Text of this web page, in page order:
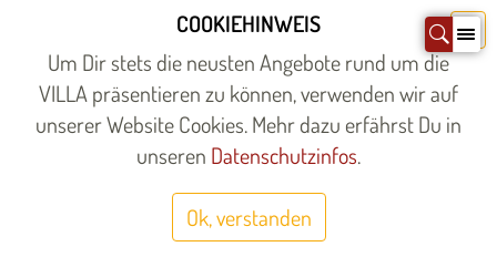
COOKIEHINWEIS
Um Dir stets die neusten Angebote rund um die
VILLA präsentieren zu können, verwenden wir auf
unserer Website Cookies. Mehr dazu erfährst Du in
unseren Datenschutzinfos.
Ok, verstanden
X
springen
Startseite»
JAZZ-DANCE
Raum: Kleiner Saal